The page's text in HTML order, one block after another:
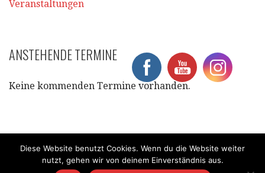
Veranstaltungen
ANSTEHENDE TERMINE
Keine kommenden Termine vorhanden.
Diese Website benutzt Cookies. Wenn du die Website weiter
nutzt, gehen wir von deinem Einverständnis aus.